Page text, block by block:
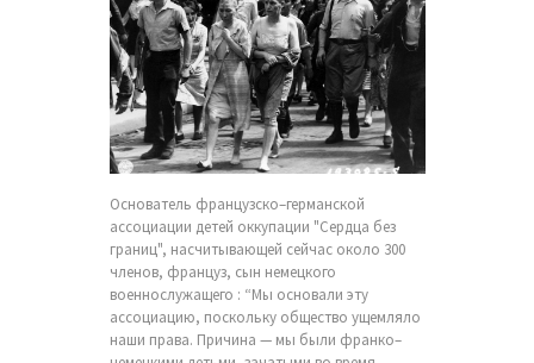
Основатель французско–германской
ассоциации детей оккупации "Сердца без
границ", насчитывающей сейчас около 300
членов, француз, сын немецкого
военнослужащего : “Мы основали эту
ассоциацию, поскольку общество ущемляло
наши права. Причина — мы были франко–